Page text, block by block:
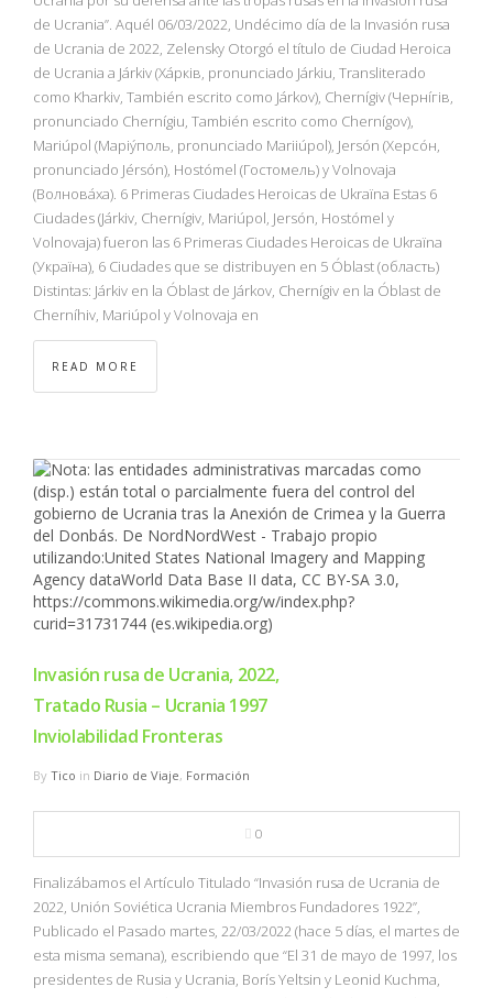
de Ucrania”. Aquél 06/03/2022, Undécimo día de la Invasión rusa
de Ucrania de 2022, Zelensky Otorgó el título de Ciudad Heroica
de Ucrania a Járkiv (Хáрків, pronunciado Járkiu, Transliterado
como Kharkiv, También escrito como Járkov), Chernígiv (Чернíгів,
pronunciado Chernígiu, También escrito como Chernígov),
Mariúpol (Маріýполь, pronunciado Mariiúpol), Jersón (Херсóн,
pronunciado Jérsón), Hostómel (Гостомель) y Volnovaja
(Волнова́ха). 6 Primeras Ciudades Heroicas de Ukraïna Estas 6
Ciudades (Járkiv, Chernígiv, Mariúpol, Jersón, Hostómel y
Volnovaja) fueron las 6 Primeras Ciudades Heroicas de Ukraïna
(Україна), 6 Ciudades que se distribuyen en 5 Óblast (область)
Distintas: Járkiv en la Óblast de Járkov, Chernígiv en la Óblast de
Cherníhiv, Mariúpol y Volnovaja en
READ MORE
Invasión rusa de Ucrania, 2022,
Tratado Rusia – Ucrania 1997
Inviolabilidad Fronteras
By Tico in Diario de Viaje, Formación
0
Finalizábamos el Artículo Titulado “Invasión rusa de Ucrania de
2022, Unión Soviética Ucrania Miembros Fundadores 1922”,
Publicado el Pasado martes, 22/03/2022 (hace 5 días, el martes de
esta misma semana), escribiendo que “El 31 de mayo de 1997, los
presidentes de Rusia y Ucrania, Borís Yeltsin y Leonid Kuchma,